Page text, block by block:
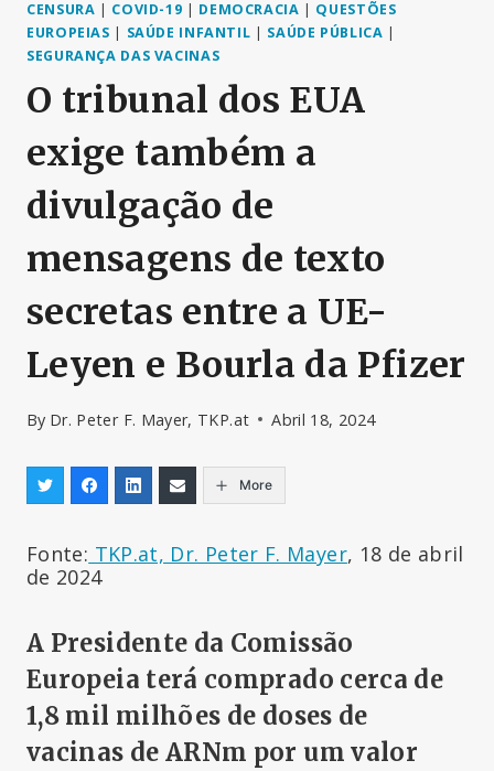
CENSURA | COVID-19 | DEMOCRACIA | QUESTÕES
EUROPEIAS | SAÚDE INFANTIL | SAÚDE PÚBLICA |
SEGURANÇA DAS VACINAS
O tribunal dos EUA
exige também a
divulgação de
mensagens de texto
secretas entre a UE-
Leyen e Bourla da Pfizer
By Dr. Peter F. Mayer, TKP.at Abril 18, 2024
More
Fonte: TKP.at, Dr. Peter F. Mayer, 18 de abril
de 2024
A Presidente da Comissão
Europeia terá comprado cerca de
1,8 mil milhões de doses de
vacinas de ARNm por um valor